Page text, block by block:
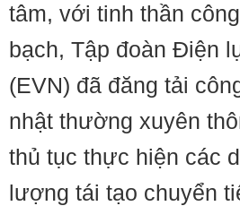
tâm, với tinh thần
bạch, Tập đoàn Điện
(EVN) đã đăng tải
nhật thường xuyên
thủ tục thực hiện các
lượng tái tạo chuyển